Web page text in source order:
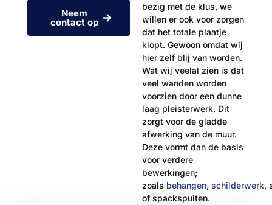
Neem
contact op
bezig met de klus, we
willen er ook voor zorgen
dat het totale plaatje
klopt. Gewoon omdat wij
hier zelf blij van worden.
Wat wij veelal zien is dat
veel wanden worden
voorzien door een dunne
laag pleisterwerk. Dit
zorgt voor de gladde
afwerking van de muur.
Deze vormt dan de basis
voor verdere
bewerkingen;
zoals behangen, schilderwerk,
of spackspuiten.